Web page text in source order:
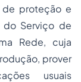
de proteção e
Serviço de
Rede, cuja
prover
usuais